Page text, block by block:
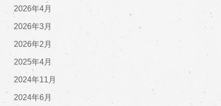
2026年4月
2026年3月
2026年2月
2025年4月
2024年11月
2024年6月